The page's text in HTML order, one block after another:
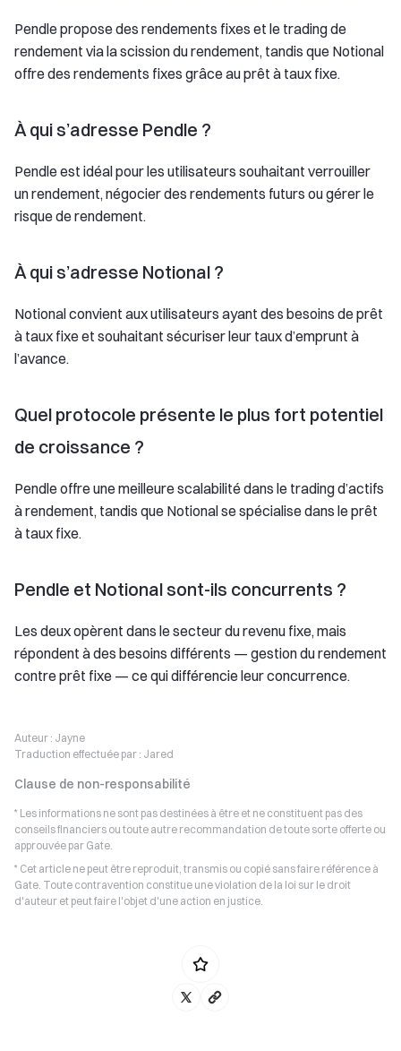
Pendle propose des rendements fixes et le trading de
rendement via la scission du rendement, tandis que Notional
offre des rendements fixes grâce au prêt à taux fixe.
À qui s’adresse Pendle ?
Pendle est idéal pour les utilisateurs souhaitant verrouiller
un rendement, négocier des rendements futurs ou gérer le
risque de rendement.
À qui s’adresse Notional ?
Notional convient aux utilisateurs ayant des besoins de prêt
à taux fixe et souhaitant sécuriser leur taux d’emprunt à
l’avance.
Quel protocole présente le plus fort potentiel
de croissance ?
Pendle offre une meilleure scalabilité dans le trading d’actifs
à rendement, tandis que Notional se spécialise dans le prêt
à taux fixe.
Pendle et Notional sont-ils concurrents ?
Les deux opèrent dans le secteur du revenu fixe, mais
répondent à des besoins différents — gestion du rendement
contre prêt fixe — ce qui différencie leur concurrence.
Auteur : Jayne
Traduction effectuée par : Jared
Clause de non-responsabilité
* Les informations ne sont pas destinées à être et ne constituent pas des
conseils financiers ou toute autre recommandation de toute sorte offerte ou
approuvée par Gate.
* Cet article ne peut être reproduit, transmis ou copié sans faire référence à
Gate. Toute contravention constitue une violation de la loi sur le droit
d'auteur et peut faire l'objet d'une action en justice.